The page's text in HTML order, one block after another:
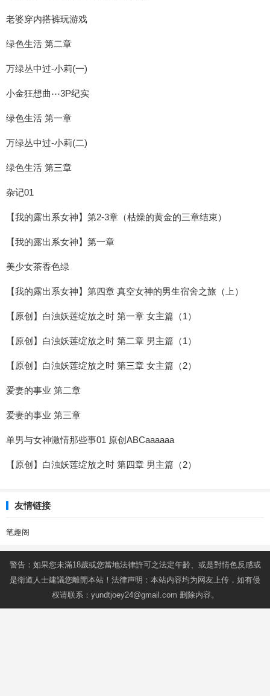
老婆穿内搭裤玩游戏
绿色生活 第二章
万绿丛中过-小莉(一)
小金狂想曲⋯3P纪实
绿色生活 第一章
万绿丛中过-小莉(二)
绿色生活 第三章
杂记01
【我的露出系女神】第2-3章（枯燥的黄金的三章结束）
【我的露出系女神】第一章
美少女茶香色绿
【我的露出系女神】第四章 真空女神的男生宿舍之旅（上）
【原创】白浊妖莲绽放之时 第一章 女主篇（1）
【原创】白浊妖莲绽放之时 第二章 男主篇（1）
【原创】白浊妖莲绽放之时 第三章 女主篇（2）
爱妻的事业 第二章
爱妻的事业 第三章
单男与女神激情那些事01 原创ABCaaaaaa
【原创】白浊妖莲绽放之时 第四章 男主篇（2）
友情链接
笔趣阁
警告：如果您未滿18歲或您當地法律許可之法定年齡、或是對情色反感或
是衛道人士建議您離開本站！法律声明：本站内容均为网友上传，如有侵
权请联系： yundtjoey24@gmail.com 删除内容。